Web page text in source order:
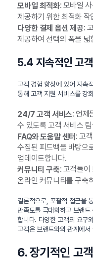
모바일 최적화: 모바일
제공하기 위한 최적화 작
다양한 결제 옵션 제공:
제공하여 선택의 폭을 넓
5.4 지속적인 고
고객 경험 향상에 있어 지속
통해 고객 지원 서비스를 강
24/7 고객 서비스: 언제
수 있도록 고객 서비스
FAQ와 도움말 센터 : 고
수집된 피드백을 바탕으
업데이트합니다.
커뮤니티 구축: 고객들이
온라인 커뮤니티를 구축
결론적으로, 포괄적 접근을
만족도를 극대화하고 브랜
합니다. 다양한 고객의 요구
고객은 브랜드와의 관계에
6. 장기적인 고